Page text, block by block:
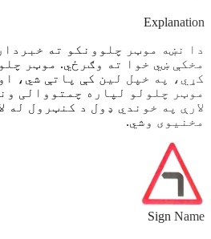
Explanation
دا نښه موټر چلوونکو ته
مخکې ښي خوا ته وګرځي. موټر
کړي، په خپل لین کې پاتې شي،
موټر چلولو لپاره چمتووالی
لارې په خوندي ډول د کنټرول له
مخنیوی وشي.
Sign Name